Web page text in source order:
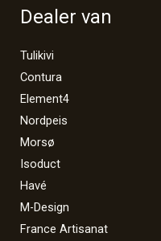
Dealer van
Tulikivi
Contura
Element4
Nordpeis
Morsø
Isoduct
Havé
M-Design
France Artisanat